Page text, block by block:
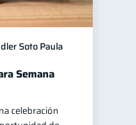
Soto Paula
Semana
celebración